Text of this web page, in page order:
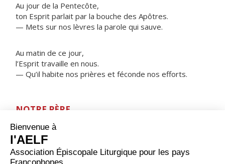
Au jour de la Pentecôte,
ton Esprit parlait par la bouche des Apôtres.
— Mets sur nos lèvres la parole qui sauve.
Au matin de ce jour,
l’Esprit travaille en nous.
— Qu’il habite nos prières et féconde nos efforts.
NOTRE PÈRE
ORAISON
Seigneur, tu ouvres à ceux qui t'aiment les richesses de
ton Esprit Saint, et tu fais grandir en eux ta propre vie
en leur donnant part au corps de ton Fils ; aide-les à se